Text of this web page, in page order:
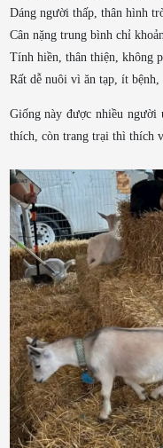
Dáng người thấp, thân hình
Cân nặng trung bình chỉ
Tính hiền, thân thiện, không
Rất dễ nuôi vì ăn tạp, ít
Giống này được nhiều người
thích, còn trang trại thì thích